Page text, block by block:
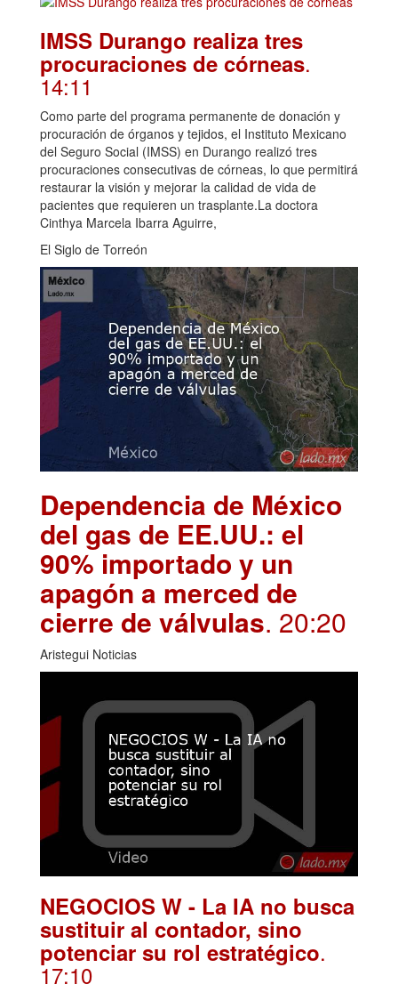
IMSS Durango realiza tres
procuraciones de córneas.
14:11
Como parte del programa permanente de donación y
procuración de órganos y tejidos, el Instituto Mexicano
del Seguro Social (IMSS) en Durango realizó tres
procuraciones consecutivas de córneas, lo que permitirá
restaurar la visión y mejorar la calidad de vida de
pacientes que requieren un trasplante.La doctora
Cinthya Marcela Ibarra Aguirre,
El Siglo de Torreón
Dependencia de México
del gas de EE.UU.: el
90% importado y un
apagón a merced de
cierre de válvulas. 20:20
Aristegui Noticias
NEGOCIOS W - La IA no busca
sustituir al contador, sino
potenciar su rol estratégico.
17:10